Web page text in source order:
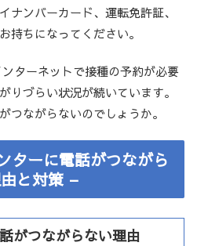
ナンバーカード、運転免許証、
持ちになってください。
ターネットで接種の予約が必要
りづらい状況が続いています。
つながらないのでしょうか。
ターに電話がつながら
と対策 –
がつながらない理由